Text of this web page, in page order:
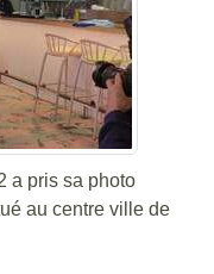
a pris sa photo
au centre ville de